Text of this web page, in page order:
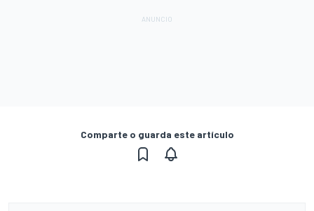
Comparte o guarda este artículo